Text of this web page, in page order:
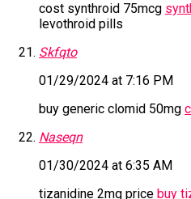
cost synthroid 75mcg
levothroid pills
Skfqto
01/29/2024 at 7:16 PM
buy generic clomid 50mg
Naseqn
01/30/2024 at 6:35 AM
tizanidine 2mg price buy